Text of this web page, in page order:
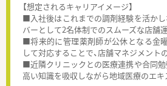
【想定されるキャリアイメージ】
■入社後はこれまでの調剤経験を活かし
バーとして2名体制でのスムーズな店舗
■将来的に管理薬剤師が公休となる金
して対応することで、店舗マネジメント
■近隣クリニックとの医療連携や合同勉
高い知識を吸収しながら地域医療のエキ